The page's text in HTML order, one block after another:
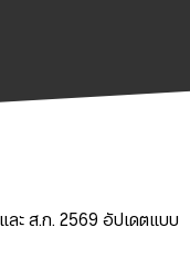
ะ ส.ก. 2569 อัปเดตแบบ